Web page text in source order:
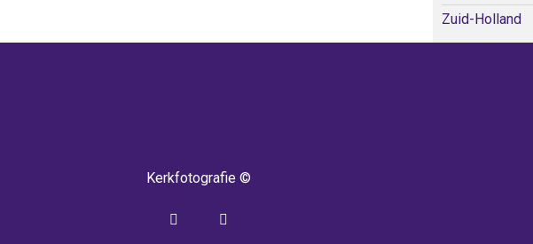
Zuid-Holland
Kerkfotografie ©